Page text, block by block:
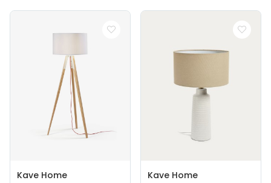
Kave Home Kave Home